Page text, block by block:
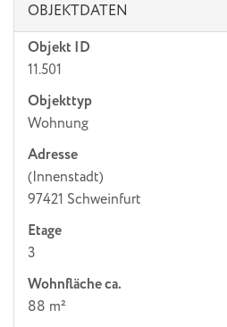
OBJEKTDATEN
Objekt ID
11.501
Objekttyp
Wohnung
Adresse
(Innenstadt)
97421 Schweinfurt
Etage
3
Wohnfläche ca.
88 m²